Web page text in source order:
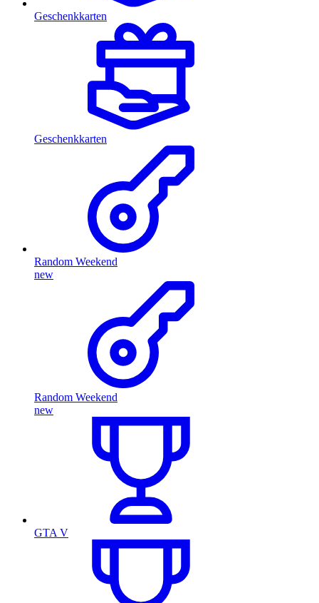
Geschenkkarten
Geschenkkarten
Random Weekend
new
Random Weekend
new
GTA V